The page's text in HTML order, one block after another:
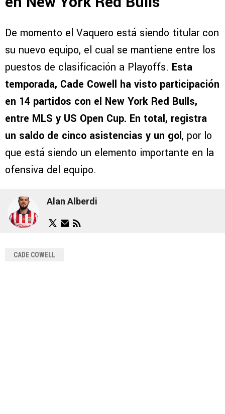
De momento el Vaquero está siendo titular con
su nuevo equipo, el cual se mantiene entre los
puestos de clasificación a Playoffs. Esta
temporada, Cade Cowell ha visto participación
en 14 partidos con el New York Red Bulls,
entre MLS y US Open Cup. En total, registra
un saldo de cinco asistencias y un gol, por lo
que está siendo un elemento importante en la
ofensiva del equipo.
Alan Alberdi
CADE COWELL